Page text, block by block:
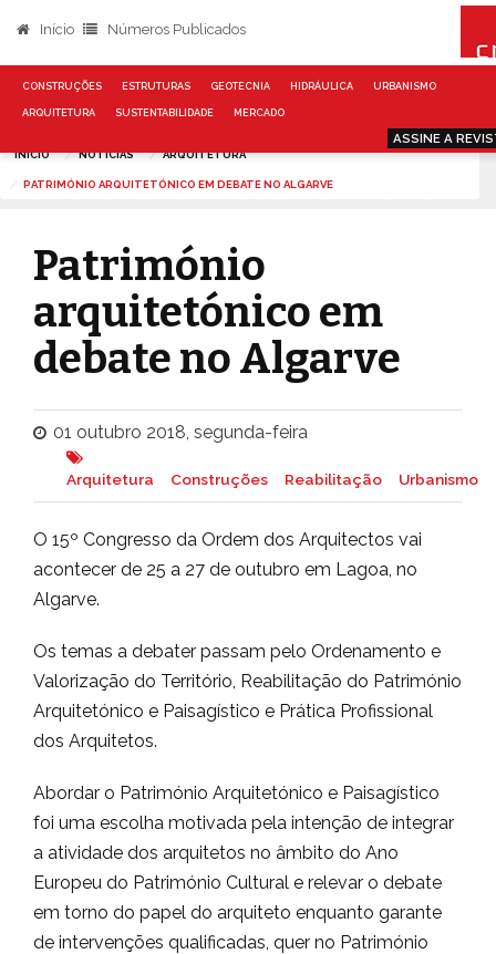
Início Números Publicados
CONSTRUÇÕES ESTRUTURAS GEOTECNIA HIDRÁULICA URBANISMO
ARQUITETURA SUSTENTABILIDADE MERCADO
ASSINE A
INÍCIO NOTÍCIAS ARQUITETURA
PATRIMÓNIO ARQUITETÓNICO EM DEBATE NO ALGARVE
Património
arquitetónico em
debate no Algarve
01 outubro 2018, segunda-feira
Arquitetura Construções Reabilitação Urbanismo
O 15º Congresso da Ordem dos Arquitectos vai
acontecer de 25 a 27 de outubro em Lagoa, no
Algarve.
Os temas a debater passam pelo Ordenamento e
Valorização do Território, Reabilitação do Património
Arquitetónico e Paisagístico e Prática Profissional
dos Arquitetos.
Abordar o Património Arquitetónico e Paisagístico
foi uma escolha motivada pela intenção de integrar
a atividade dos arquitetos no âmbito do Ano
Europeu do Património Cultural e relevar o debate
em torno do papel do arquiteto enquanto garante
de intervenções qualificadas, quer no Património